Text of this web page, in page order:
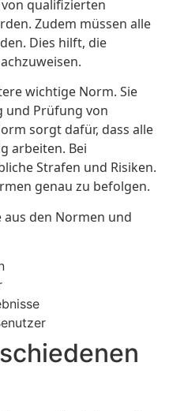
qualifizierten
Zudem müssen alle
Dies hilft, die
wichtige Norm. Sie
und Prüfung von
sorgt dafür, dass alle
arbeiten. Bei
Strafen und Risiken.
genau zu befolgen.
den Normen und